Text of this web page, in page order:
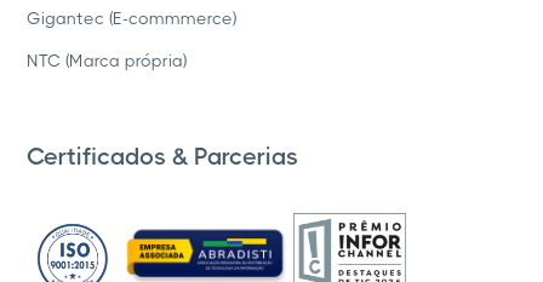
Gigantec (E-commmerce)
NTC (Marca própria)
Certificados & Parcerias